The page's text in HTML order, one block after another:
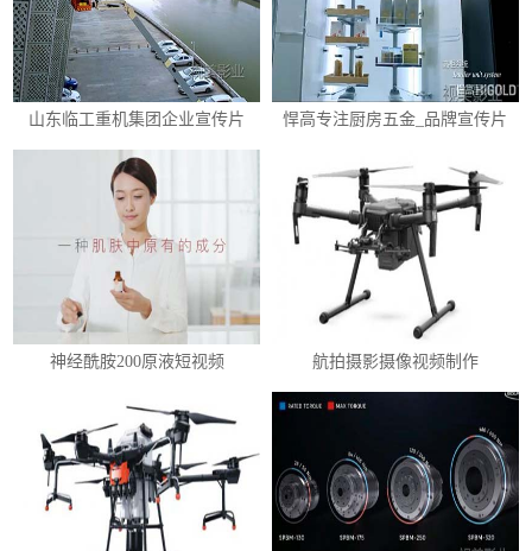
山东临工重机集团企业宣传片 悍高专注厨房五金_品牌宣传片
神经酰胺200原液短视频 航拍摄影摄像视频制作